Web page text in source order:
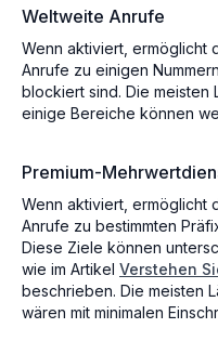
Weltweite Anrufe
Wenn aktiviert, ermöglicht
Anrufe zu einigen
blockiert sind. Die meisten
einige Bereiche können
Premium-
Wenn aktiviert, ermöglicht
Anrufe zu bestimmten
Diese Ziele können
wie im Artikel Verstehen
beschrieben. Die meisten
wären mit minimalen